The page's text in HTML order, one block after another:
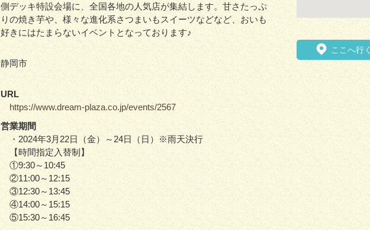
側デッキ特設会場に、全国各地の人気店が集結します。甘さたっぷ
りの焼き芋や、様々な進化系さつまいもスイーツなどなど、おいも
好きにはたまらないイベントとなっております♪
静岡市
URL
https://www.dream-plaza.co.jp/events/2567
営業期間
・2024年3月22日（金）～24日（日）※雨天決行
【時間指定入替制】
①9:30～10:45
②11:00～12:15
③12:30～13:45
④14:00～15:15
⑤15:30～16:45
ここへ行